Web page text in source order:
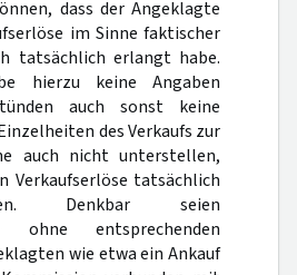
dass der Angeklagte
im Sinne faktischer
tatsächlich erlangt habe.
hierzu keine Angaben
auch sonst keine
des Verkaufs zur
auch nicht unterstellen,
Verkaufserlöse tatsächlich
Denkbar seien
ohne entsprechenden
wie etwa ein Ankauf